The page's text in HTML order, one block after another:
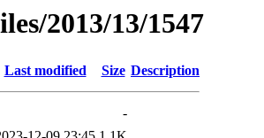
2013/13/1547
Last modified Size Description
-